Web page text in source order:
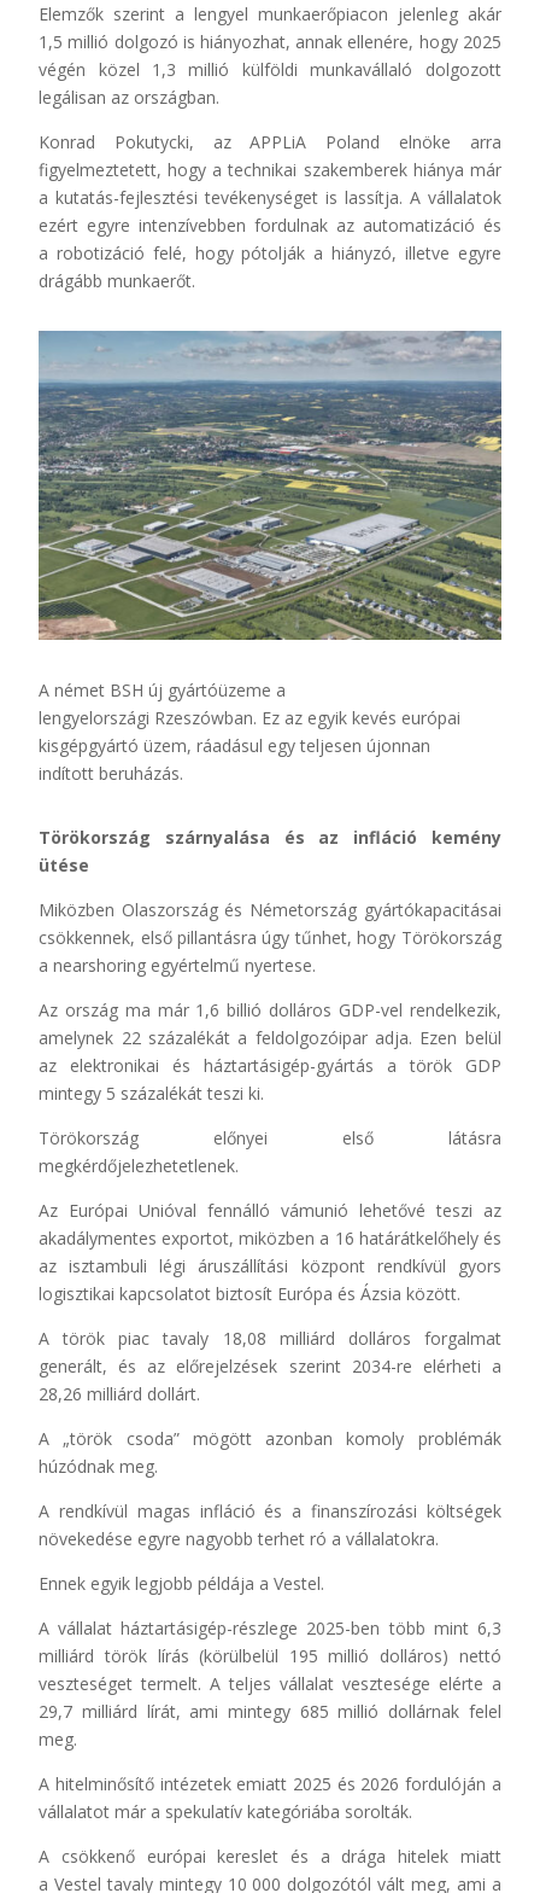
Elemzők szerint a lengyel munkaerőpiacon jelenleg akár
1,5 millió dolgozó is hiányozhat, annak ellenére, hogy 2025
végén közel 1,3 millió külföldi munkavállaló dolgozott
legálisan az országban.
Konrad Pokutycki, az APPLiA Poland elnöke arra
figyelmeztetett, hogy a technikai szakemberek hiánya már
a kutatás-fejlesztési tevékenységet is lassítja. A vállalatok
ezért egyre intenzívebben fordulnak az automatizáció és
a robotizáció felé, hogy pótolják a hiányzó, illetve egyre
drágább munkaerőt.
A német BSH új gyártóüzeme a
lengyelországi Rzeszówban. Ez az egyik kevés európai
kisgépgyártó üzem, ráadásul egy teljesen újonnan
indított beruházás.
Törökország szárnyalása és az infláció kemény
ütése
Miközben Olaszország és Németország gyártókapacitásai
csökkennek, első pillantásra úgy tűnhet, hogy Törökország
a nearshoring egyértelmű nyertese.
Az ország ma már 1,6 billió dolláros GDP-vel rendelkezik,
amelynek 22 százalékát a feldolgozóipar adja. Ezen belül
az elektronikai és háztartásigép-gyártás a török GDP
mintegy 5 százalékát teszi ki.
Törökország előnyei első látásra
megkérdőjelezhetetlenek.
Az Európai Unióval fennálló vámunió lehetővé teszi az
akadálymentes exportot, miközben a 16 határátkelőhely és
az isztambuli légi áruszállítási központ rendkívül gyors
logisztikai kapcsolatot biztosít Európa és Ázsia között.
A török piac tavaly 18,08 milliárd dolláros forgalmat
generált, és az előrejelzések szerint 2034-re elérheti a
28,26 milliárd dollárt.
A „török csoda” mögött azonban komoly problémák
húzódnak meg.
A rendkívül magas infláció és a finanszírozási költségek
növekedése egyre nagyobb terhet ró a vállalatokra.
Ennek egyik legjobb példája a Vestel.
A vállalat háztartásigép-részlege 2025-ben több mint 6,3
milliárd török lírás (körülbelül 195 millió dolláros) nettó
veszteséget termelt. A teljes vállalat vesztesége elérte a
29,7 milliárd lírát, ami mintegy 685 millió dollárnak felel
meg.
A hitelminősítő intézetek emiatt 2025 és 2026 fordulóján a
vállalatot már a spekulatív kategóriába sorolták.
A csökkenő európai kereslet és a drága hitelek miatt
a Vestel tavaly mintegy 10 000 dolgozótól vált meg, ami a